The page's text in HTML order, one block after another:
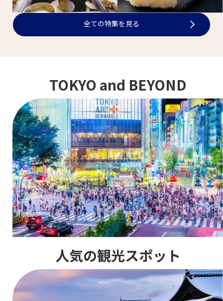
全ての特集を見る
TOKYO and BEYOND
人気の観光スポット